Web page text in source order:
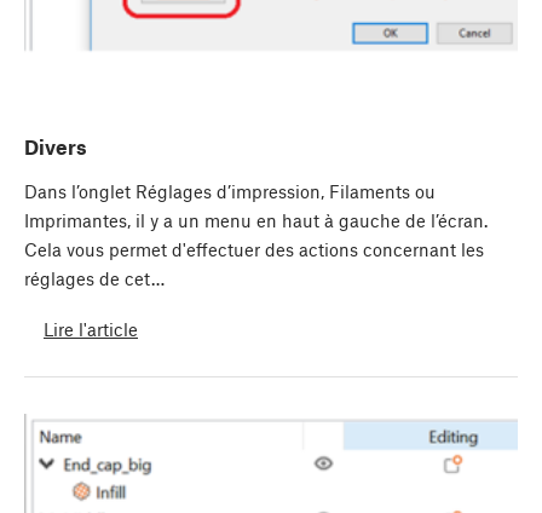
Divers
Dans l’onglet Réglages d’impression, Filaments ou
Imprimantes, il y a un menu en haut à gauche de l’écran.
Cela vous permet d'effectuer des actions concernant les
réglages de cet…
Lire l'article